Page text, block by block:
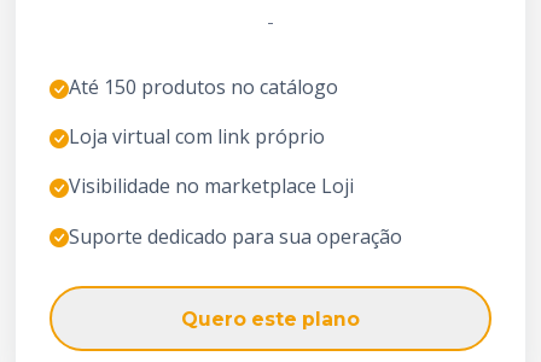
-
Até 150 produtos no catálogo
Loja virtual com link próprio
Visibilidade no marketplace Loji
Suporte dedicado para sua operação
Quero este plano